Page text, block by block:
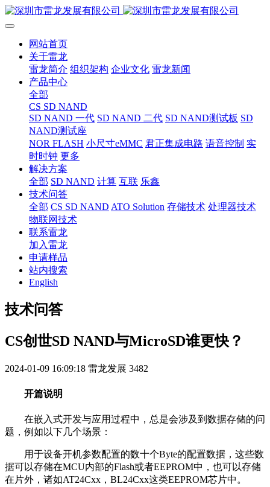
网站首页
关于雷龙
雷龙简介 组织架构 企业文化 雷龙新闻
产品中心
全部
CS SD NAND
SD NAND 一代 SD NAND 二代 SD NAND测试板 SD
NAND测试座
NOR FLASH 小尺寸eMMC 君正集成电路 语音控制 实
时时钟 更多
解决方案
全部 SD NAND 计算 互联 乐鑫
技术问答
全部 CS SD NAND ATO Solution 存储技术 处理器技术
物联网技术
联系雷龙
加入雷龙
申请样品
站内搜索
English
技术问答
CS创世SD NAND与MicroSD谁更快？
2024-01-09 16:09:18 雷龙发展 3482
开篇说明
在嵌入式开发与应用过程中，总是会涉及到数据存储的问
题，例如以下几个场景：
用于设备开机参数配置的数十个Byte的配置数据，这些数
据可以存储在MCU内部的Flash或者EEPROM中，也可以存储
在片外，诸如AT24Cxx，BL24Cxx这类EEPROM芯片中。